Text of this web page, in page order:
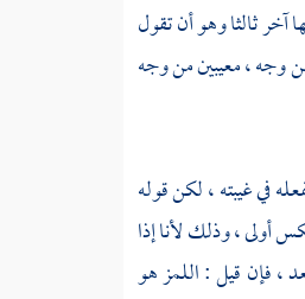
آخر ثالثا وهو أن تقول
وجه ، معيبين من وجه
في غيبته ، لكن قوله
، وذلك لأنا إذا
، فإن قيل : اللمز هو